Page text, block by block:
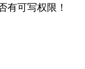
有可写权限！